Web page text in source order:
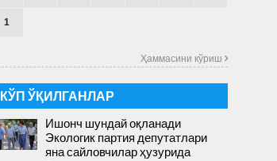
1
Ҳаммасини кўриш 
КЎП ЎҚИЛГАНЛАР
Ишонч шундай оқланади
Экологик партия депутатлари
яна сайловчилар ҳузурида